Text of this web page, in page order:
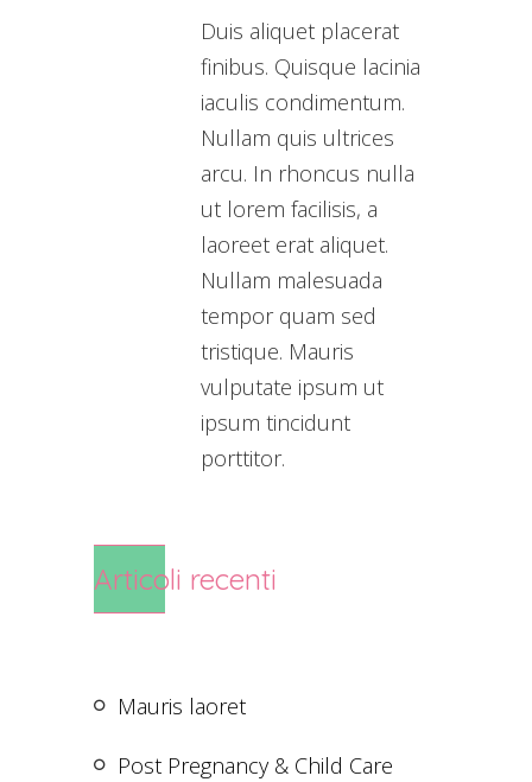
Duis aliquet placerat
finibus. Quisque lacinia
iaculis condimentum.
Nullam quis ultrices
arcu. In rhoncus nulla
ut lorem facilisis, a
laoreet erat aliquet.
Nullam malesuada
tempor quam sed
tristique. Mauris
vulputate ipsum ut
ipsum tincidunt
porttitor.
Articoli recenti
Mauris laoret
Post Pregnancy & Child Care